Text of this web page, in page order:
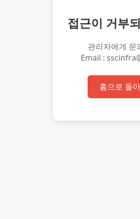
접근이 거부
관리자에게 문
Email :
홈으로 돌